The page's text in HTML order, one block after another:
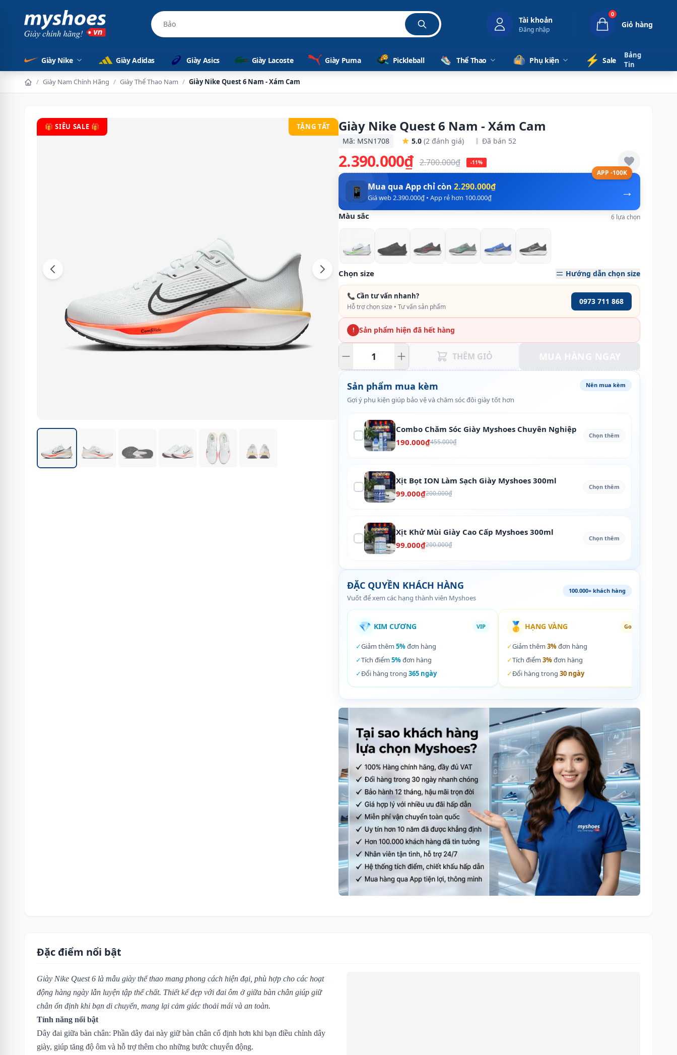
Bảo hành 12 tháng Tài khoản
Đăng nhập
0
Giỏ hàng
Giày Nike Giày Adidas Giày Asics Giày Lacoste Giày Puma Pickleball Thể Thao Phụ kiện ⚡️ Sale
Bảng
Tin
/ Giày Nam Chính Hãng / Giày Thể Thao Nam / Giày Nike Quest 6 Nam - Xám Cam
🎁 SIÊU SALE 🎁 TẶNG TẤT Giày Nike Quest 6 Nam - Xám Cam
Mã: MSN1708 5.0 (2 đánh giá) Đã bán 52
2.390.000₫ 2.700.000₫ -11%
APP -100K
→
📱 Mua qua App chỉ còn 2.290.000₫
Giá web 2.390.000₫ • App rẻ hơn 100.000₫
Màu sắc 6 lựa chọn
Chọn size Hướng dẫn chọn size
📞 Cần tư vấn nhanh?
Hỗ trợ chọn size • Tư vấn sản phẩm
0973 711 868
! Sản phẩm hiện đã hết hàng
THÊM GIỎ
Sản phẩm mua kèm
Gợi ý phụ kiện giúp bảo vệ và chăm sóc đôi giày tốt hơn
Nên mua kèm
Combo Chăm Sóc Giày Myshoes Chuyên Nghiệp
190.000₫455.000₫
Chọn thêm
Xịt Bọt ION Làm Sạch Giày Myshoes 300ml
99.000₫200.000₫
Chọn thêm
Xịt Khử Mùi Giày Cao Cấp Myshoes 300ml
99.000₫200.000₫
Chọn thêm
ĐẶC QUYỀN KHÁCH HÀNG
Vuốt để xem các hạng thành viên Myshoes
100.000+ khách hàng
💎 KIM CƯƠNG VIP
✓Giảm thêm 5%đơn hàng
✓Tích điểm 5%đơn hàng
✓Đổi hàng trong 365 ngày
🥇 HẠNG VÀNG Gold
✓Giảm thêm 3%đơn hàng
✓Tích điểm 3%đơn hàng
✓Đổi hàng trong 30 ngày
Đặc điểm nổi bật
Giày Nike Quest 6 là mẫu giày thể thao mang phong cách hiện đại, phù hợp cho các hoạt
động hàng ngày lẫn luyện tập thể chất. Thiết kế đẹp với đai ôm ở giữa bàn chân giúp giữ
chân ổn định khi bạn di chuyển, mang lại cảm giác thoải mái và an toàn.
Tính năng nổi bật
Dây đai giữa bàn chân: Phần dây đai này giữ bàn chân cố định hơn khi bạn điều chỉnh dây
giày, giúp tăng độ ôm và hỗ trợ thêm cho những bước chuyển động.